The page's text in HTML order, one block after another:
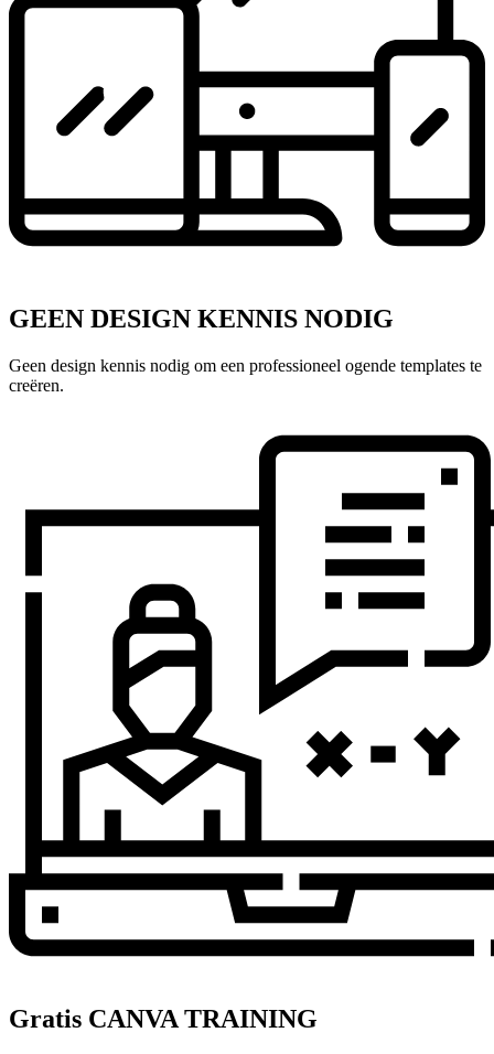
GEEN DESIGN KENNIS NODIG
Geen design kennis nodig om een professioneel ogende templates te
creëren.
Gratis CANVA TRAINING